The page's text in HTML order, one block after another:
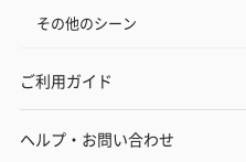
その他のシーン
ご利用ガイド
ヘルプ・お問い合わせ